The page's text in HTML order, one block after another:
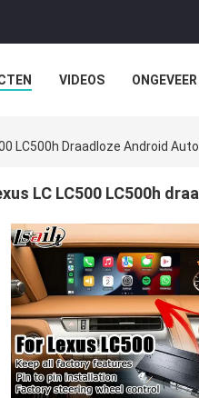
VIDEOS
LC500h Draadloze Android
LC LC500 LC500h